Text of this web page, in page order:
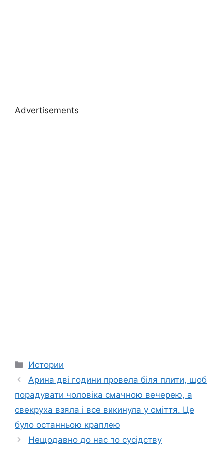
Advertisements
Categories
Истории
Арина дві години провела біля плити, щоб
порадувати чоловіка смачною вечерею, а
свекруха взяла і все викинула у сміття. Це
було останньою краплею
Нещодавно до нас по сусідству